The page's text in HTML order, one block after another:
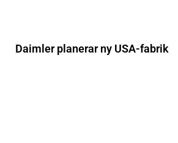
Daimler planerar ny USA-fabrik